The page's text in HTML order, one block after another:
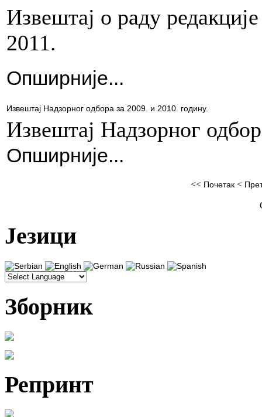
Извештај о раду
2011.
Опширније...
Извештај Надзорног одбора за 2009. и 2010. годину.
Извештај Надзорног
Опширније...
<< Почетак <
Језици
Зборник
Репринт